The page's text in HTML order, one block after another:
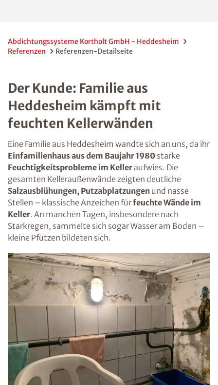
Abdichtungssysteme Kortholt GmbH - Heddesheim
Referenzen
Referenzen-Detailseite
Der Kunde: Familie aus
Heddesheim kämpft mit
feuchten Kellerwänden
Eine Familie aus Heddesheim wandte sich an uns, da ihr
Einfamilienhaus aus dem Baujahr 1980 starke
Feuchtigkeitsprobleme im Keller aufwies. Die
gesamten Kelleraußenwände zeigten deutliche
Salzausblühungen, Putzabplatzungen und nasse
Stellen – klassische Anzeichen fürfeuchte Wände im
Keller. An manchen Tagen, insbesondere nach
Starkregen, sammelte sich sogar Wasser am Boden –
kleine Pfützen bildeten sich.